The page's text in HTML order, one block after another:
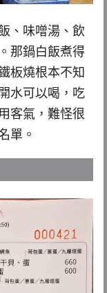
、味噌湯、飲
那鍋白飯煮得
板燒根本不知
水可以喝，吃
客氣，難怪很
單。